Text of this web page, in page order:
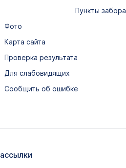
Пункты забора
Фото
Карта сайта
Проверка результата
Для слабовидящих
Сообщить об ошибке